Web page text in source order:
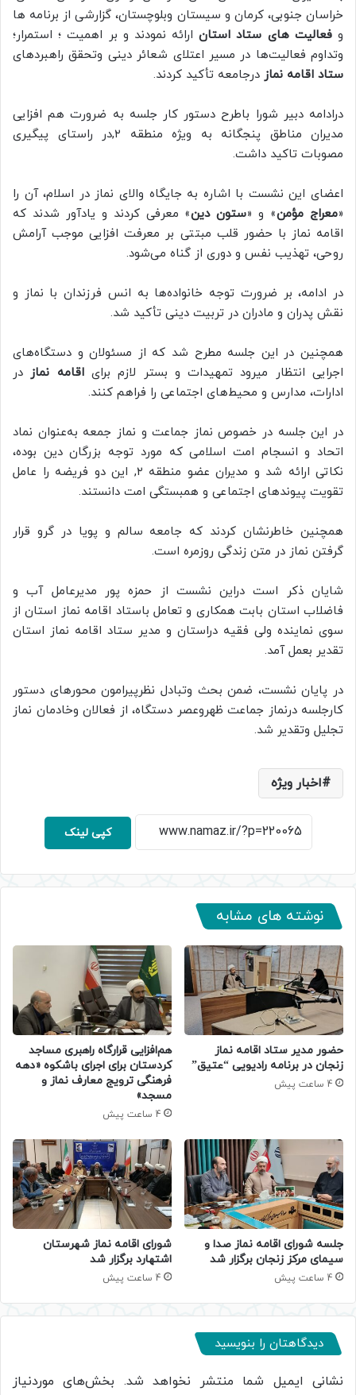
خراسان جنوبی، کرمان و سیستان وبلوچستان، گزارشی از برنامه ها
وفعالیت های ستاد استانارائه نمودند و بر اهمیت ؛ استمرار؛
وتداوم فعالیت‌ها در مسیر اعتلای شعائر دینی وتحقق راهبردهای
ستاد اقامه نماز درجامعه تأکید کردند.
درادامه دبیر شورا باطرح دستور کار جلسه به ضرورت هم افزایی
مدیران مناطق پنجگانه به ویژه منطقه ۲,در راستای پیگیری
مصوبات تاکید داشت‌.
اعضای این نشست با اشاره به جایگاه والای نماز در اسلام، آن را
«معراج مؤمن» و «ستون دین» معرفی کردند و یادآور شدند که
اقامه نماز با حضور قلب مبتتی بر معرفت افزایی موجب آرامش
روحی، تهذیب نفس و دوری از گناه می‌شود.
در ادامه، بر ضرورت توجه خانواده‌ها به انس فرزندان با نماز و
نقش پدران و مادران در تربیت دینی تأکید شد.
همچنین در این جلسه مطرح شد که از مسئولان و دستگاه‌های
اجرایی انتظار میرود تمهیدات و بستر لازم برایاقامه نماز در
ادارات، مدارس و محیط‌های اجتماعی را فراهم کنند.
در این جلسه در خصوص نماز جماعت و نماز جمعه به‌عنوان نماد
اتحاد و انسجام امت اسلامی که مورد توجه بزرگان دین بوده،
نکاتی ارائه شد و مدیران عضو منطقه ۲, این دو فریضه را عامل
تقویت پیوندهای اجتماعی و همبستگی امت دانستند.
همچنین خاطرنشان کردند که جامعه سالم و پویا در گرو قرار
گرفتن نماز در متن زندگی روزمره است.
شایان ذکر است دراین نشست از حمزه پور مدیرعامل آب و
فاضلاب استان بابت همکاری و تعامل باستاد اقامه نماز استان از
سوی نماینده ولی فقیه دراستان و مدیر ستاد اقامه نماز استان
تقدیر بعمل آمد.
در پایان نشست، ضمن بحث وتبادل نظرپیرامون محورهای دستور
کارجلسه درنماز جماعت ظهروعصر دستگاه، از فعالان وخادمان نماز
تجلیل وتقدیر شد.
اخبار ویژه
کپی لینک
نوشته های مشابه
حضور مدیر ستاد اقامه نماز
زنجان در برنامه رادیویی “عتیق”
4 ساعت پیش
هم‌افزایی قرارگاه راهبری مساجد
کردستان برای اجرای باشکوه «دهه
فرهنگی ترویج معارف نماز و
مسجد»
4 ساعت پیش
جلسه شورای اقامه نماز صدا و
سیمای مرکز زنجان برگزار شد
4 ساعت پیش
شورای اقامه نماز شهرستان
اشتهارد برگزار شد
4 ساعت پیش
دیدگاهتان را بنویسید
نشانی ایمیل شما منتشر نخواهد شد. بخش‌های موردنیاز